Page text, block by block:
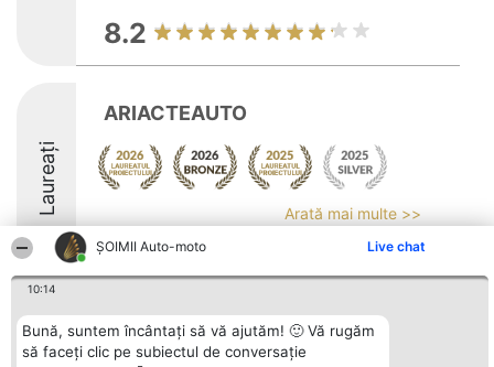
ȘOIMII Auto-moto Live chat
10:14
Bună, suntem încântați să vă ajutăm! 🙂 Vă rugăm
să faceți clic pe subiectul de conversație
8.2
Laureați
ARIACTEAUTO
Arată mai multe >>
8.8
Organizator Ranking
BRIGHT SOLUTIONS BR SRL
Plebiscyt
Câștigătorii
Contact